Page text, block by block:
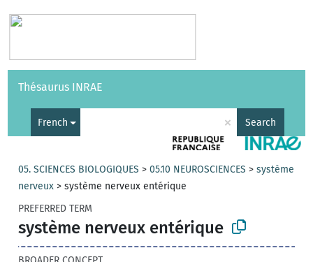
Vocabularies API
Thésaurus INRAE
French × Search
05. SCIENCES BIOLOGIQUES >05.10 NEUROSCIENCES >système
nerveux >système nerveux entérique
PREFERRED TERM
système nerveux entérique